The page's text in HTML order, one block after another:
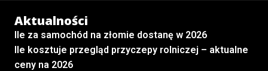
Aktualności
Ile za samochód na złomie dostanę w 2026
Ile kosztuje przegląd przyczepy rolniczej – aktualne
ceny na 2026